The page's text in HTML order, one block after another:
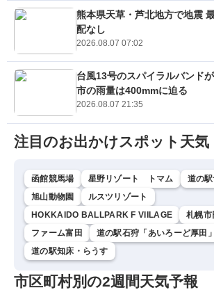
熊本県天草・芦北地方で地震
配なし
2026.08.07 07:02
台風13号のスパイラルバンド
市の雨量は400mmに迫る
2026.08.07 21:35
注目のお出かけスポット天気
函館競馬場 星野リゾート トマム
道の
旭山動物園
ルスツリゾート
HOKKAIDO BALLPARK F VIILAGE
札幌市
ファーム富田
道の駅石狩「あいろーど厚田」
道の駅知床・らうす
市区町村別の2週間天気予報